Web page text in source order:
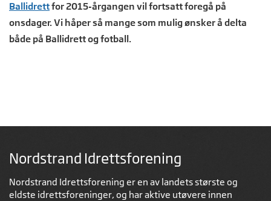
Ballidrettfor 2015-årgangen vil fortsatt foregå på
onsdager. Vi håper så mange som mulig ønsker å delta
både på Ballidrett og fotball.
Nordstrand Idrettsforening
Nordstrand Idrettsforening er en av landets største og
eldste idrettsforeninger, og har aktive utøvere innen